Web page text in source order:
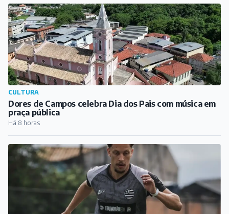
ESPORTE
Ian Luccas deixa o Athletic e acerta transferência para
o Alverca, de Portugal
Há 9 horas